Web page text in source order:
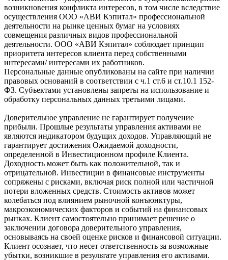
возникновения конфликта интересов, в том числе вследствие
осуществления ООО «АВИ Кэпитал» профессиональной
деятельности на рынке ценных бумаг на условиях
совмещения различных видов профессиональной
деятельности. ООО «АВИ Кэпитал» соблюдает принцип
приоритета интересов клиента перед собственными
интересами/ интересами их работников.
Персональные данные опубликованы на сайте при наличии
правовых оснований в соответствии с ч.1 ст.6 и ст.10.1 152-
ФЗ. Субъектами установлены запреты на использование и
обработку персональных данных третьими лицами.
Доверительное управление не гарантирует получение
прибыли. Прошлые результаты управления активами не
являются индикатором будущих доходов. Управляющий не
гарантирует достижения Ожидаемой доходности,
определенной в Инвестиционном профиле Клиента.
Доходность может быть как положительной, так и
отрицательной. Инвестиции в финансовые инструменты
сопряжены с рисками, включая риск полной или частичной
потери вложенных средств. Стоимость активов может
колебаться под влиянием рыночной конъюнктуры,
макроэкономических факторов и событий на финансовых
рынках. Клиент самостоятельно принимает решение о
заключении договора доверительного управления,
основываясь на своей оценке рисков и финансовой ситуации.
Клиент осознает, что несет ответственность за возможные
убытки, возникшие в результате управления его активами.